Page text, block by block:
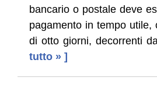
bancario o postale deve
pagamento in tempo utile,
di otto giorni, decorrenti
tutto » ]